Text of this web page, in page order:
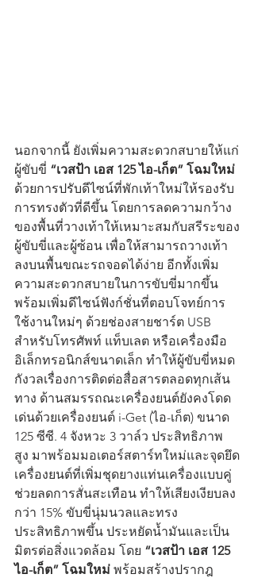
นอกจากนี้ ยังเพิ่มความสะดวกสบายให้แก่
ผู้ขับขี่ “เวสป้า เอส 125 ไอ-เก็ต” โฉมใหม่
ด้วยการปรับดีไซน์ที่พักเท้าใหม่ให้รองรับ
การทรงตัวที่ดีขึ้น โดยการลดความกว้าง
ของพื้นที่วางเท้าให้เหมาะสมกับสรีระของ
ผู้ขับขี่และผู้ซ้อน เพื่อให้สามารถวางเท้า
ลงบนพื้นขณะรถจอดได้ง่าย อีกทั้งเพิ่ม
ความสะดวกสบายในการขับขี่มากขึ้น
พร้อมเพิ่มดีไซน์ฟังก์ชั่นที่ตอบโจทย์การ
ใช้งานใหม่ๆ ด้วยช่องสายชาร์ต USB
สำหรับโทรศัพท์ แท็บเลต หรือเครื่องมือ
อิเล็กทรอนิกส์ขนาดเล็ก ทำให้ผู้ขับขี่หมด
กังวลเรื่องการติดต่อสื่อสารตลอดทุกเส้น
ทาง ด้านสมรรถณะเครื่องยนต์ยังคงโดด
เด่นด้วยเครื่องยนต์ i-Get (ไอ-เก็ต) ขนาด
125 ซีซี. 4 จังหวะ 3 วาล์ว ประสิทธิภาพ
สูง มาพร้อมมอเตอร์สตาร์ทใหม่และจุดยึด
เครื่องยนต์ที่เพิ่มชุดยางแท่นเครื่องแบบคู่
ช่วยลดการสั่นสะเทือน ทำให้เสียงเงียบลง
กว่า 15% ขับขี่นุ่มนวลและทรง
ประสิทธิภาพขึ้น ประหยัดน้ำมันและเป็น
มิตรต่อสิ่งแวดล้อม โดย “เวสป้า เอส 125
ไอ-เก็ต” โฉมใหม่ พร้อมสร้างปรากฎ